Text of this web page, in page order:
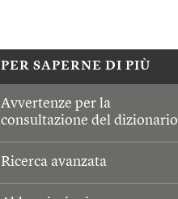
PER SAPERNE DI PIÙ
Avvertenze per la
consultazione del dizionario
Ricerca avanzata